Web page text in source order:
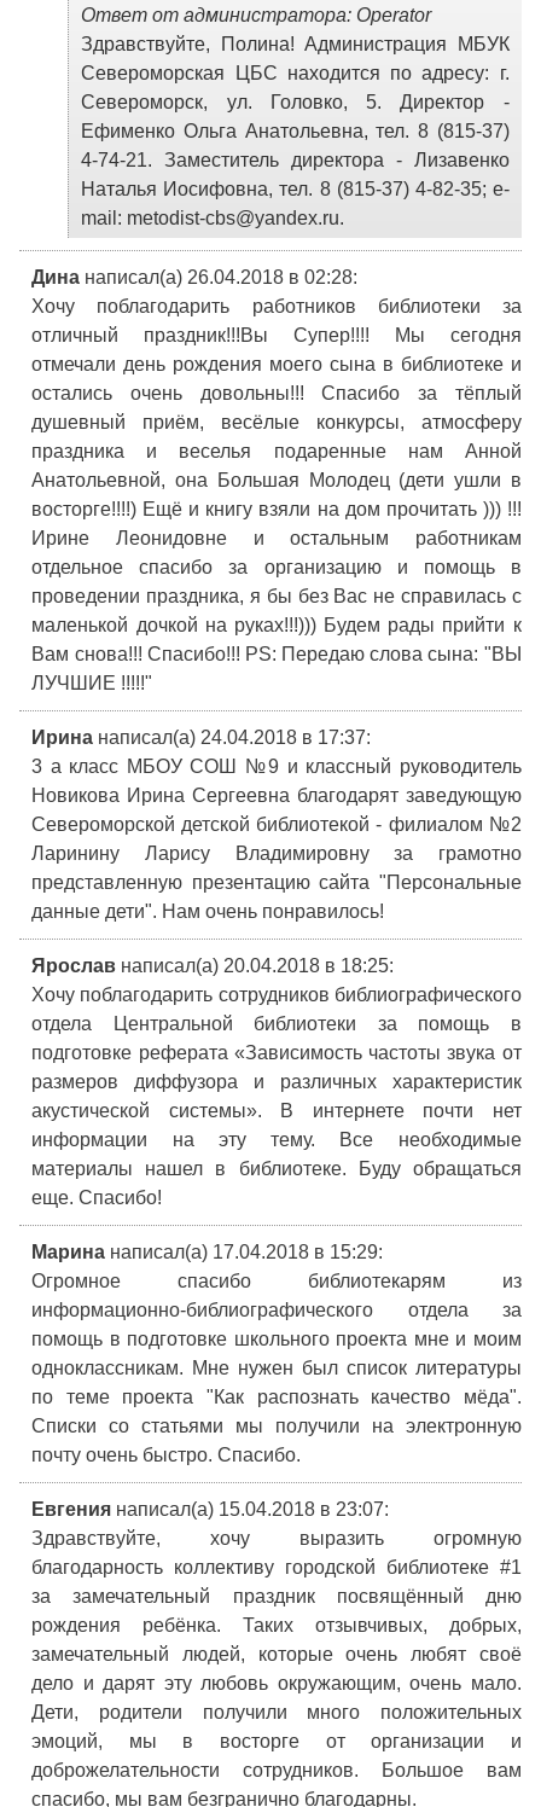
Ответ от администратора: Operator
Здравствуйте, Полина! Администрация МБУК
Североморская ЦБС находится по адресу: г.
Североморск, ул. Головко, 5. Директор -
Ефименко Ольга Анатольевна, тел. 8 (815-37)
4-74-21. Заместитель директора - Лизавенко
Наталья Иосифовна, тел. 8 (815-37) 4-82-35; e-
mail: metodist-cbs@yandex.ru.
Дина написал(а) 26.04.2018 в 02:28:
Хочу поблагодарить работников библиотеки за
отличный праздник!!!Вы Супер!!!! Мы сегодня
отмечали день рождения моего сына в библиотеке и
остались очень довольны!!! Спасибо за тёплый
душевный приём, весёлые конкурсы, атмосферу
праздника и веселья подаренные нам Анной
Анатольевной, она Большая Молодец (дети ушли в
восторге!!!!) Ещё и книгу взяли на дом прочитать ))) !!!
Ирине Леонидовне и остальным работникам
отдельное спасибо за организацию и помощь в
проведении праздника, я бы без Вас не справилась с
маленькой дочкой на руках!!!))) Будем рады прийти к
Вам снова!!! Спасибо!!! PS: Передаю слова сына: "ВЫ
ЛУЧШИЕ !!!!!"
Ирина написал(а) 24.04.2018 в 17:37:
3 а класс МБОУ СОШ №9 и классный руководитель
Новикова Ирина Сергеевна благодарят заведующую
Североморской детской библиотекой - филиалом №2
Ларинину Ларису Владимировну за грамотно
представленную презентацию сайта "Персональные
данные дети". Нам очень понравилось!
Ярослав написал(а) 20.04.2018 в 18:25:
Хочу поблагодарить сотрудников библиографического
отдела Центральной библиотеки за помощь в
подготовке реферата «Зависимость частоты звука от
размеров диффузора и различных характеристик
акустической системы». В интернете почти нет
информации на эту тему. Все необходимые
материалы нашел в библиотеке. Буду обращаться
еще. Спасибо!
Марина написал(а) 17.04.2018 в 15:29:
Огромное спасибо библиотекарям из
информационно-библиографического отдела за
помощь в подготовке школьного проекта мне и моим
одноклассникам. Мне нужен был список литературы
по теме проекта "Как распознать качество мёда".
Списки со статьями мы получили на электронную
почту очень быстро. Спасибо.
Евгения написал(а) 15.04.2018 в 23:07:
Здравствуйте, хочу выразить огромную
благодарность коллективу городской библиотеке #1
за замечательный праздник посвящённый дню
рождения ребёнка. Таких отзывчивых, добрых,
замечательный людей, которые очень любят своё
дело и дарят эту любовь окружающим, очень мало.
Дети, родители получили много положительных
эмоций, мы в восторге от организации и
доброжелательности сотрудников. Большое вам
спасибо, мы вам безгранично благодарны.